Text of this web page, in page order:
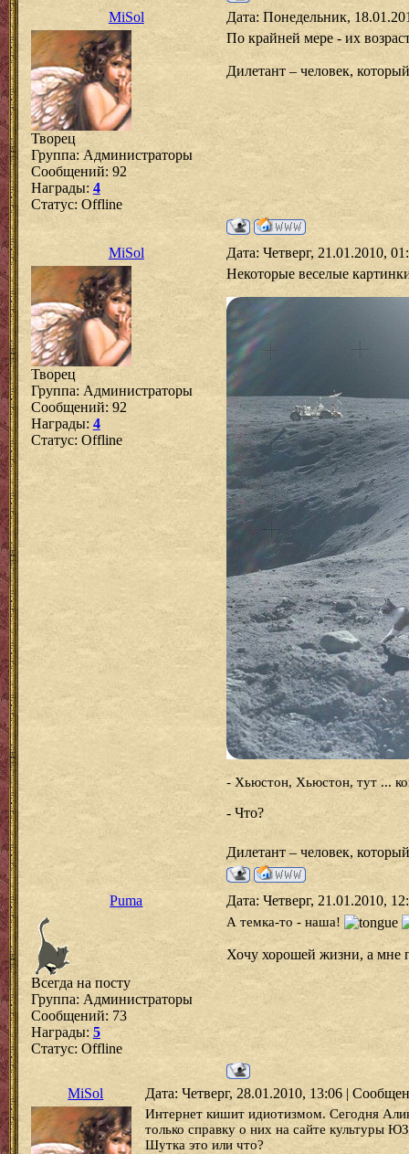
MiSol Дата: Понедельник,
Творец
Группа: Администраторы
Сообщений: 92
Награды: 4
Статус: Offline
По крайней мере - их
Дилетант – человек,
MiSol Дата: Четверг, 21.01.2010,
Творец
Группа: Администраторы
Сообщений: 92
Награды: 4
Статус: Offline
Некоторые веселые
- Хьюстон, Хьюстон, тут ...
- Что?
Дилетант – человек,
Puma Дата: Четверг, 21.01.2010,
Всегда на посту
Группа: Администраторы
Сообщений: 73
Награды: 5
Статус: Offline
А темка-то - наша!
Хочу хорошей жизни, а мне
MiSol Дата: Четверг, 28.01.2010, 13:06 |
Интернет кишит идиотизмом. Сегодня
только справку о них на сайте культуры
Шутка это или что?